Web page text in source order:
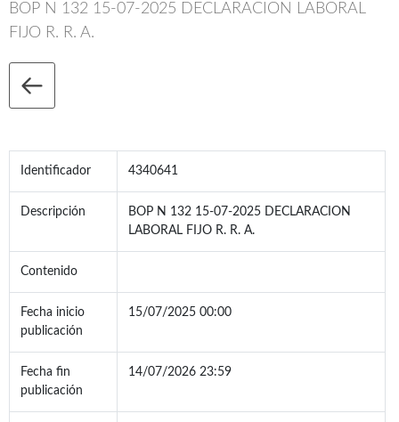
BOP N 132 15-07-2025 DECLARACION LABORAL
FIJO R. R. A.
Identificador 4340641
Descripción
BOP N 132 15-07-2025 DECLARACION
LABORAL FIJO R. R. A.
Contenido
Fecha inicio
publicación
15/07/2025 00:00
Fecha fin
publicación
14/07/2026 23:59